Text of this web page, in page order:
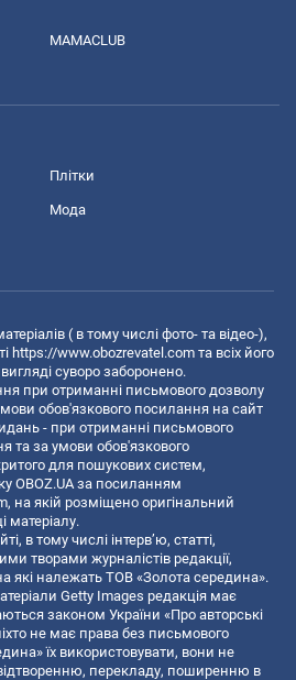
MAMACLUB
Плітки
Мода
( в тому числі фото- та відео-),
https://www.obozrevatel.com та всіх його
суворо заборонено.
при отриманні письмового дозволу
обов'язкового посилання на сайт
- при отриманні письмового
та за умови обов'язкового
для пошукових систем,
OBOZ.UA за посиланням
, на якій розміщено оригінальний
матеріалу.
в тому числі інтерв’ю, статті,
творами журналістів редакції,
які належать ТОВ «Золота середина».
Getty Images редакція має
законом України «Про авторські
не має права без письмового
їх використовувати, вони не
перекладу, поширенню в